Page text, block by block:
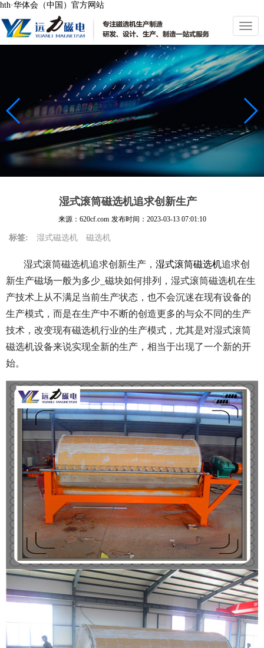
hth·华体会（中国）官方网站
切
换
导
航
湿式滚筒磁选机追求创新生产
来源：620cf.com 发布时间： 2023-03-13 07:01:10
标签: 湿式磁选机 磁选机
湿式滚筒磁选机追求创新生产， 湿式滚筒磁选机追求创
新生产磁场一般为多少_磁块如何排列，湿式滚筒磁选机在生
产技术上从不满足当前生产状态，也不会沉迷在现有设备的
生产模式，而是在生产中不断的创造更多的与众不同的生产
技术，改变现有磁选机行业的生产模式，尤其是对湿式滚筒
磁选机设备来说实现全新的生产，相当于出现了一个新的开
始。